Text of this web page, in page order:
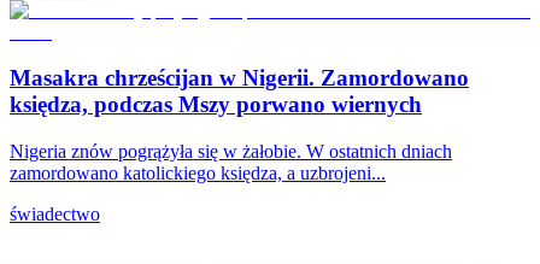
Masakra chrześcijan w Nigerii. Zamordowano
księdza, podczas Mszy porwano wiernych
Nigeria znów pogrążyła się w żałobie. W ostatnich dniach
zamordowano katolickiego księdza, a uzbrojeni...
świadectwo